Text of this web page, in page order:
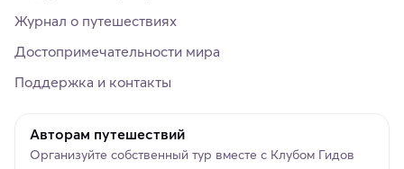
Журнал о путешествиях
Достопримечательности мира
Поддержка и контакты
Авторам путешествий
Организуйте собственный тур вместе с Клубом Гидов